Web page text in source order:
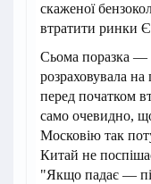
скаженої
втратити ринки
Сьома поразка —
розраховувала
перед початком
само очевидно,
Московію так
Китай не
"Якщо падає —